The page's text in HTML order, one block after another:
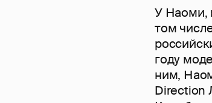
У Наоми,
том
году
ним,
Direction